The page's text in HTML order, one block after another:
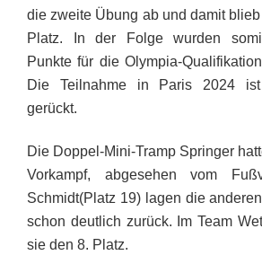
die zweite Übung ab und damit
Platz. In der Folge wurden
Punkte für die Olympia-
Die Teilnahme in Paris 2024
gerückt.
Die Doppel-Mini-Tramp Springer
Vorkampf, abgesehen vom
Schmidt(Platz 19) lagen die
schon deutlich zurück. Im Team
sie den 8. Platz.